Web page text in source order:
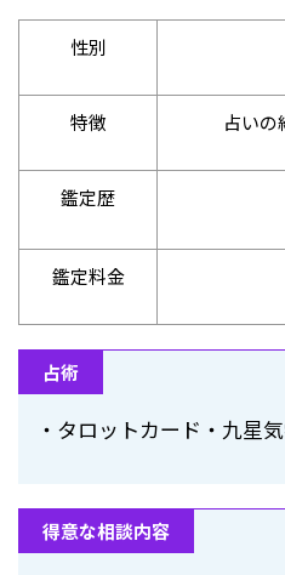
性別
特徴 占いの
鑑定歴
鑑定料金
占術
・タロットカード・九星
得意な相談内容